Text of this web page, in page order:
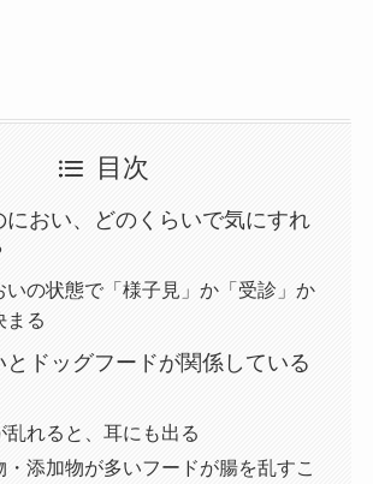
目次
におい、どのくらいで気にすれ
いの状態で「様子見」か「受診」か
まる
とドッグフードが関係している
乱れると、耳にも出る
・添加物が多いフードが腸を乱すこ